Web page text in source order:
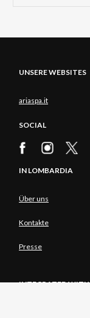
UNSERE WEBSITES
ariaspa.it
SOCIAL
IN LOMBARDIA
Über uns
Kontakte
Presse
INTEGRATED WITH